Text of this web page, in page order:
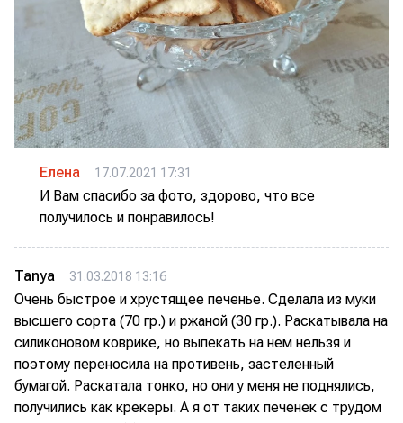
Елена 17.07.2021 17:31
И Вам спасибо за фото, здорово, что все
получилось и понравилось!
Tanya 31.03.2018 13:16
Очень быстрое и хрустящее печенье. Сделала из муки
высшего сорта (70 гр.) и ржаной (30 гр.). Раскатывала на
силиконовом коврике, но выпекать на нем нельзя и
поэтому переносила на противень, застеленный
бумагой. Раскатала тонко, но они у меня не поднялись,
получились как крекеры. А я от таких печенек с трудом